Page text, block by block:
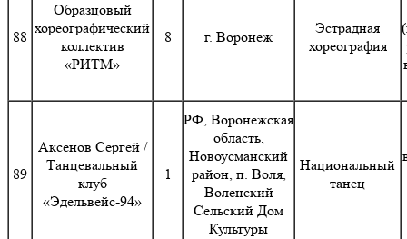
88
Образцовый
хореографический
коллектив
«РИТМ»
8 г. Воронеж
Эстрадная
хореография
89
Аксенов Сергей /
Танцевальный
клуб
«Эдельвейс-94»
1
РФ, Воронежская
область,
Новоусманский
район, п. Воля,
Воленский
Сельский Дом
Культуры
Национальный
танец